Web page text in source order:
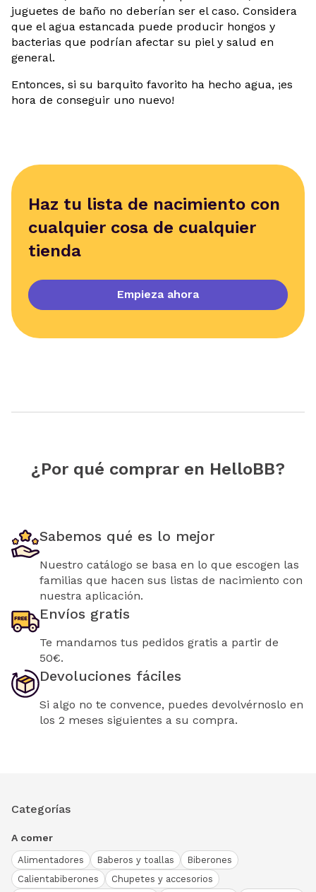
juguetes de baño no deberían ser el caso. Considera
que el agua estancada puede producir hongos y
bacterias que podrían afectar su piel y salud en
general.
Entonces, si su barquito favorito ha hecho agua, ¡es
hora de conseguir uno nuevo!
Haz tu lista de nacimiento con
cualquier cosa de cualquier
tienda
Empieza ahora
¿Por qué comprar en HelloBB?
Sabemos qué es lo mejor
Nuestro catálogo se basa en lo que escogen las
familias que hacen sus listas de nacimiento con
nuestra aplicación.
Envíos gratis
Te mandamos tus pedidos gratis a partir de
50€.
Devoluciones fáciles
Si algo no te convence, puedes devolvérnoslo en
los 2 meses siguientes a su compra.
Categorías
A comer
Alimentadores Baberos y toallas
Biberones
Calientabiberones
Chupetes y accesorios